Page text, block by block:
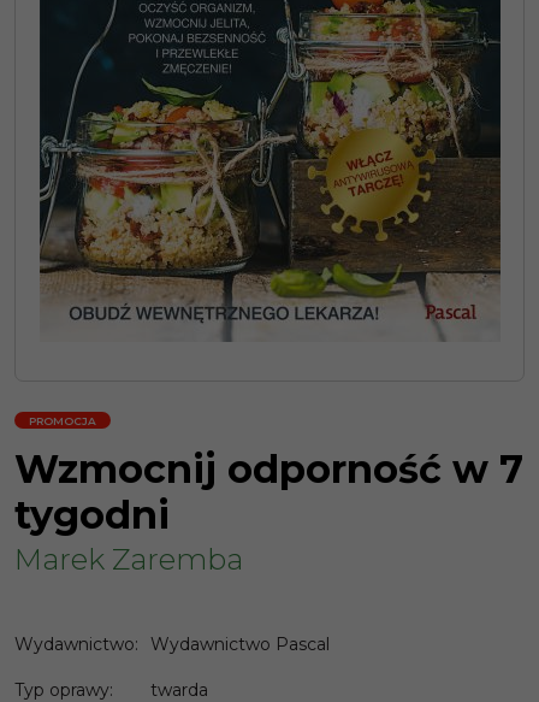
PROMOCJA
Wzmocnij odporność w 7
tygodni
Marek Zaremba
Wydawnictwo: Wydawnictwo Pascal
Typ oprawy: twarda